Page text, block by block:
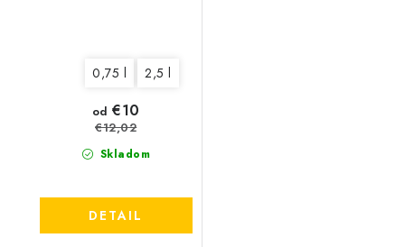
0,75 l 2,5 l
Skladom
od €10
€12,02
DETAIL